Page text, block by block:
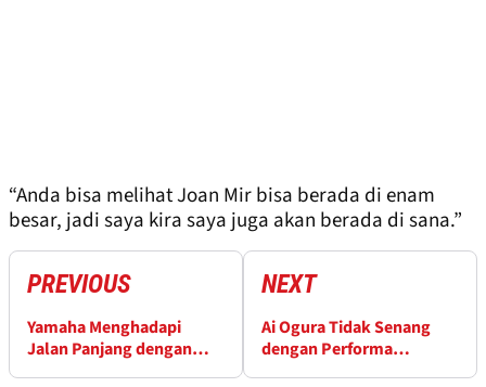
“Anda bisa melihat Joan Mir bisa berada di enam
besar, jadi saya kira saya juga akan berada di sana.”
PREVIOUS
Yamaha Menghadapi
Jalan Panjang dengan
NEXT
Ai Ogura Tidak Senang
dengan Performa